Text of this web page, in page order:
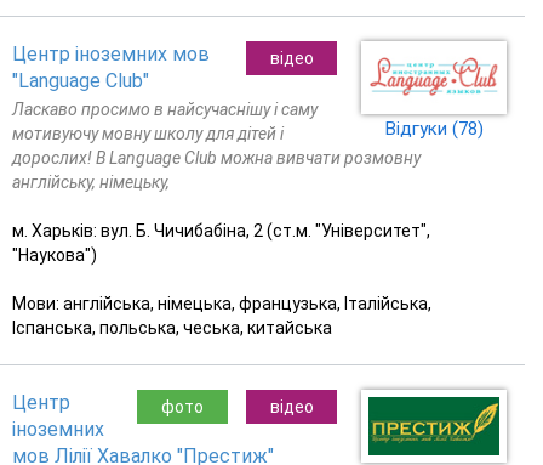
Відгуки (78)
відео
Центр іноземних мов
"Language Club"
Ласкаво просимо в найсучаснішу і саму
мотивуючу мовну школу для дітей і
дорослих! В Language Club можна вивчати розмовну
англійську, німецьку,
м. Харьків: вул. Б. Чичибабіна, 2 (ст.м. "Університет",
"Наукова")
Мови: англійська, німецька, французька, Італійська,
Іспанська, польська, чеська, китайська
відео
фото
Центр
іноземних
мов Лілії Хавалко "Престиж"